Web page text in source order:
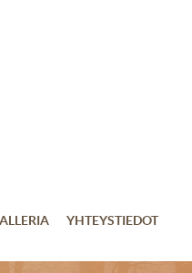
YHTEYSTIEDOT